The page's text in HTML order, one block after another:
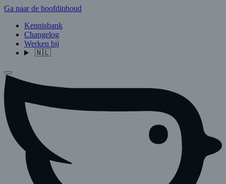
Ga naar de hoofdinhoud
Kennisbank
Changelog
Werken bij
🇳🇱